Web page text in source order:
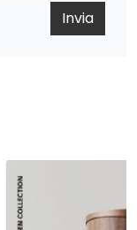
Invia